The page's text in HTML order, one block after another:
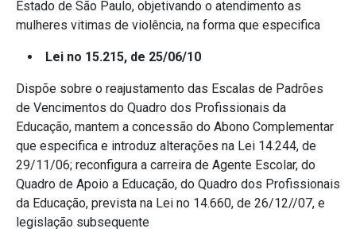
Estado de São Paulo, objetivando o atendimento as
mulheres vitimas de violência, na forma que especifica
Lei no 15.215, de 25/06/10
Dispõe sobre o reajustamento das Escalas de Padrões
de Vencimentos do Quadro dos Profissionais da
Educação, mantem a concessão do Abono Complementar
que especifica e introduz alterações na Lei 14.244, de
29/11/06; reconfigura a carreira de Agente Escolar, do
Quadro de Apoio a Educação, do Quadro dos Profissionais
da Educação, prevista na Lei no 14.660, de 26/12//07, e
legislação subsequente